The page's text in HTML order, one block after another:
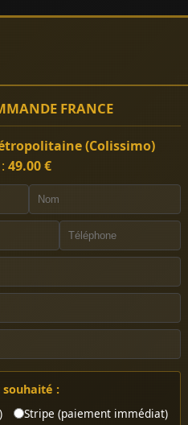
FRANCE
(Colissimo)
49.00 €
:
Stripe (paiement immédiat)